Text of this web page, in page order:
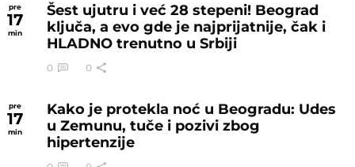
pre
17
min
Šest ujutru i već 28 stepeni! Beograd
ključa, a evo gde je najprijatnije, čak i
HLADNO trenutno u Srbiji
0 0
pre
17
min
Kako je protekla noć u Beogradu: Udes
u Zemunu, tuče i pozivi zbog
hipertenzije